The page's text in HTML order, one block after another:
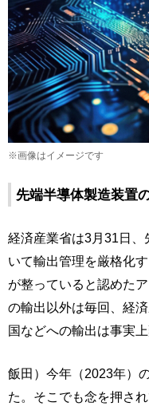
※画像はイメージです
先端半導体製造装置
経済産業省は3月31日
いて輸出管理を厳格化
が整っていると認めた
の輸出以外は毎回、経
国などへの輸出は事実上
飯田）今年（2023年）
た。そこでも念を押さ